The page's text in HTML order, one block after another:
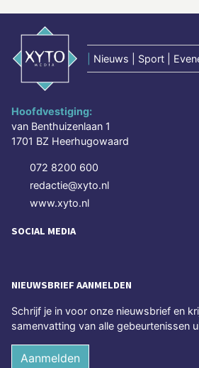
Nieuws | Sport |
Hoofdvestiging:
van Benthuizenlaan 1
1701 BZ Heerhugowaard
072 8200 600
redactie@xyto.nl
www.xyto.nl
SOCIAL MEDIA
NIEUWSBRIEF AANMELDEN
Schrijf je in voor onze nieuwsbrief en
samenvatting van alle gebeurtenissen
Aanmelden